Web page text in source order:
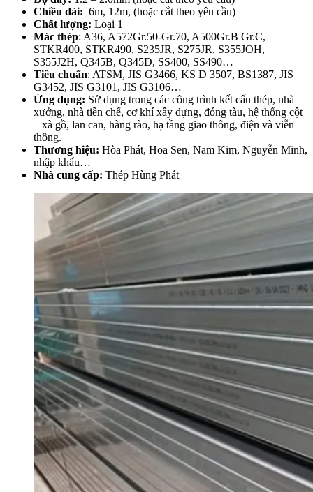
Chiều dài: 6m, 12m, (hoặc cắt theo yêu cầu)
Chất lượng: Loại 1
Mác thép: A36, A572Gr.50-Gr.70, A500Gr.B Gr.C,
STKR400, STKR490, S235JR, S275JR, S355JOH,
S355J2H, Q345B, Q345D, SS400, SS490…
Tiêu chuẩn: ATSM, JIS G3466, KS D 3507, BS1387, JIS
G3452, JIS G3101, JIS G3106…
Ứng dụng: Sử dụng trong các công trình kết cấu thép, nhà
xưởng, nhà tiền chế, cơ khí xây dựng, đóng tàu, hệ thống cột
– xà gồ, lan can, hàng rào, hạ tầng giao thông, điện và viễn
thông.
Thương hiệu: Hòa Phát, Hoa Sen, Nam Kim, Nguyễn Minh,
nhập khẩu…
Nhà cung cấp: Thép Hùng Phát